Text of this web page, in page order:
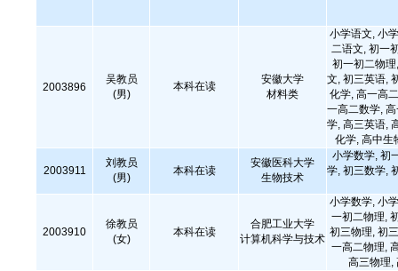
2003896
吴教员
(男)
本科在读
安徽大学
材料类
小学语文, 小
二语文, 初一
初一初二物
文, 初三英语,
化学, 高一高
一高二数学,
学, 高三英语,
化学, 高中生
2003911
刘教员
(男)
本科在读
安徽医科大学
生物技术
小学数学, 初
学, 初三数学,
2003910
徐教员
(女)
本科在读
合肥工业大学
计算机科学与技术
小学数学, 小
一初二物理,
初三物理, 初
一高二物理,
高三物理,